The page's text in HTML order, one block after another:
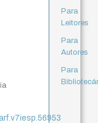
Para
Leitores
Para
Autores
Para